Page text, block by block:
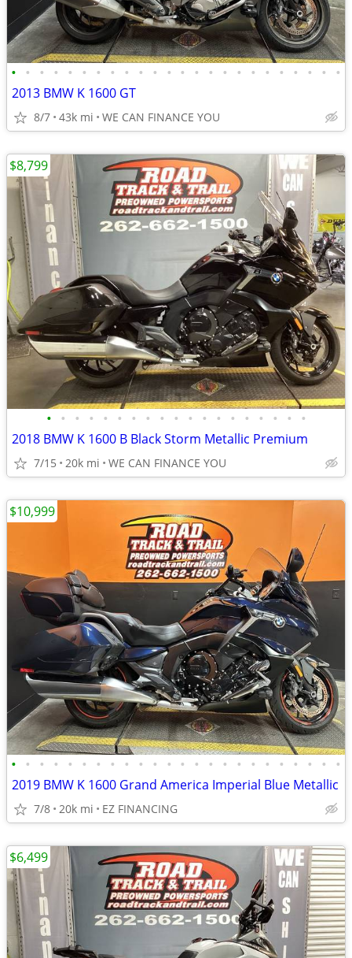
• • • • • • • • • • • • • • • • • • • • • • • •
2013 BMW K 1600 GT
8/7 43k mi WE CAN FINANCE YOU
• • • • • • • • • • • • • • • • • • •
2018 BMW K 1600 B Black Storm Metallic Premium
7/15 20k mi WE CAN FINANCE YOU
$8,799
• • • • • • • • • • • • • • • • • • • • • • • •
2019 BMW K 1600 Grand America Imperial Blue Metallic
7/8 20k mi EZ FINANCING
$10,999
$6,499